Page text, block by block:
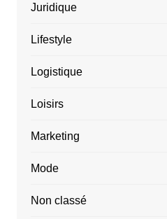
Juridique
Lifestyle
Logistique
Loisirs
Marketing
Mode
Non classé